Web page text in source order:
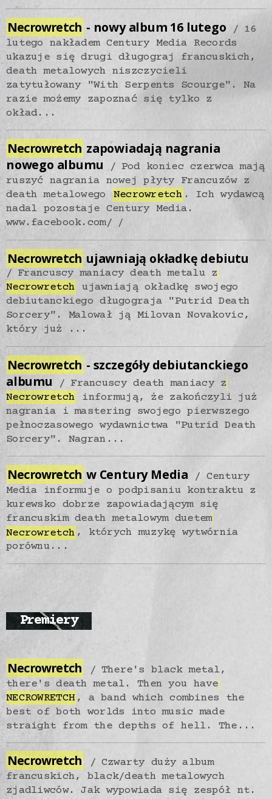
Necrowretch - nowy album 16 lutego
16
lutego nakładem Century Media Records
ukazuje się drugi długograj francuskich,
death metalowych niszczycieli
zatytułowany "With Serpents Scourge". Na
razie możemy zapoznać się tylko z
okład...
Necrowretch zapowiadają nagrania
nowego albumu
Pod koniec czerwca mają
ruszyć nagrania nowej płyty Francuzów z
death metalowego
Necrowretch . Ich wydawcą
nadal pozostaje Century Media.
www.facebook.com/
Necrowretch ujawniają okładkę debiutu
Francuscy maniacy death metalu z
Necrowretch ujawniają okładkę swojego
debiutanckiego długograja "Putrid Death
Sorcery". Malował ją Milovan Novakovic,
który już ...
Necrowretch - szczegóły debiutanckiego
albumu
Francuscy death maniacy z
Necrowretch informują, że zakończyli już
nagrania i mastering swojego pierwszego
pełnoczasowego wydawnictwa "Putrid Death
Sorcery". Nagran...
Necrowretch w Century Media
Century
Media informuje o podpisaniu kontraktu z
kurewsko dobrze zapowiadającym się
francuskim death metalowym duetem
Necrowretch , których muzykę wytwórnia
porównu...
Premiery
Necrowretch
There's black metal,
there's death metal. Then you have
NECROWRETCH , a band which combines the
best of both worlds into music made
straight from the depths of hell. The...
Necrowretch
Czwarty duży album
francuskich, black/death metalowych
zjadliwców. Jak wypowiada się zespół nt.